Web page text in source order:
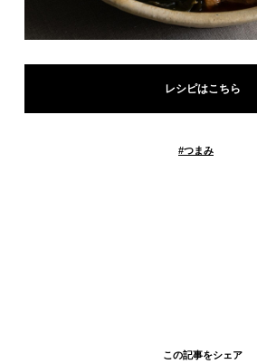
レシピはこちら
#つまみ
この記事をシェア